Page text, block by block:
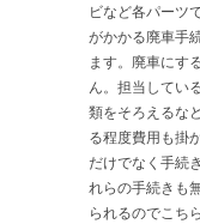
ビなど各パーツ
がかかる廃車手
ます。廃車にす
ん。担当してい
類をそろえるな
る程度費用も掛
だけでなく手続
れらの手続きも
られるのでこち